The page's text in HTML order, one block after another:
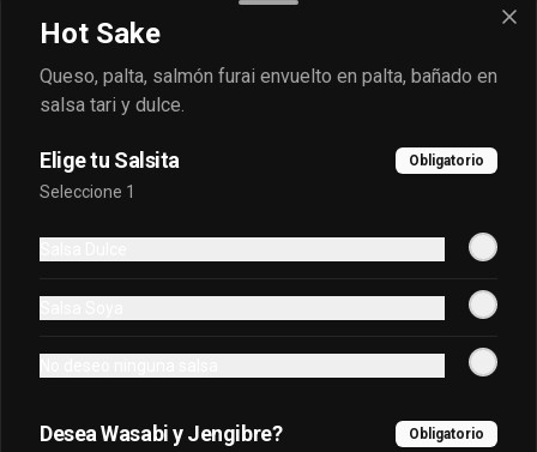
Queso crema, platano frito, salmon,
Oriental Tradicional
en salsa acevichada.
Hot Sake
Queso, palta, salmón furai envuelto en palta, bañado en
salsa tari y dulce.
Elige tu Salsita Obligatorio
Seleccione 1
Desea Wasabi y Jengibre? Obligatorio